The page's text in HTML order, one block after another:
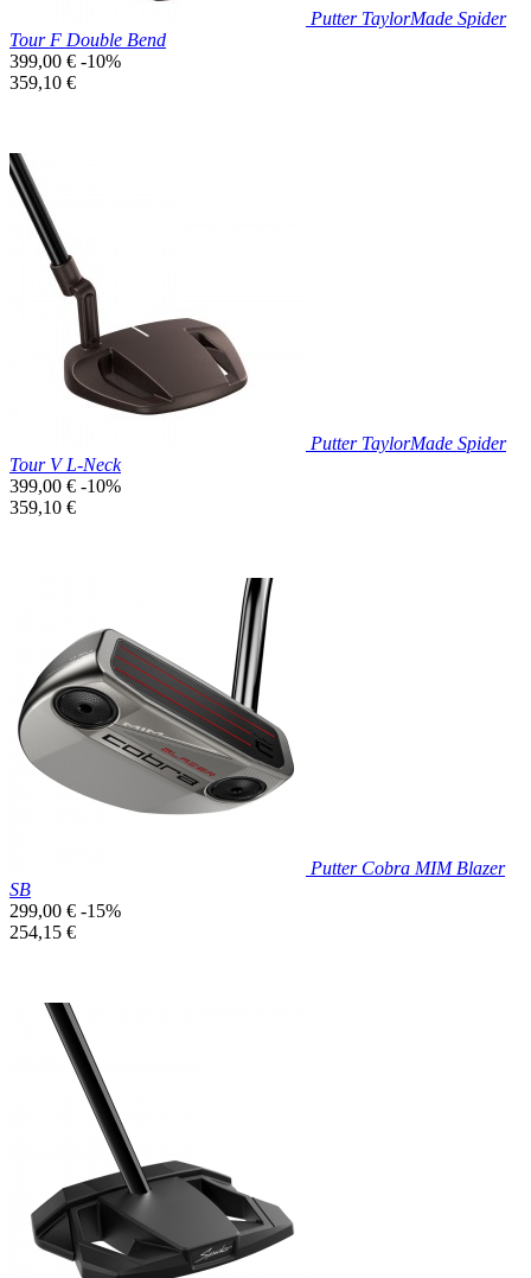
Putter TaylorMade Spider
Tour F Double Bend
Prix
de
399,00 € -10%
Prix
359,10 €
Aperçu rapide
Putter TaylorMade Spider
Tour V L-Neck
Prix
de
399,00 € -10%
Prix
359,10 €
Aperçu rapide
Putter Cobra MIM Blazer
SB
Prix
de
299,00 € -15%
Prix
254,15 €
Prix réduit
Aperçu rapide